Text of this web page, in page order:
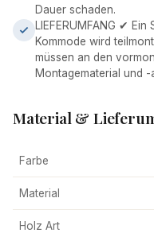
Dauer schaden.
LIEFERUMFANG ✔
Kommode wird
müssen an den
Montagematerial und
Material &
Farbe
Material
Holz Art